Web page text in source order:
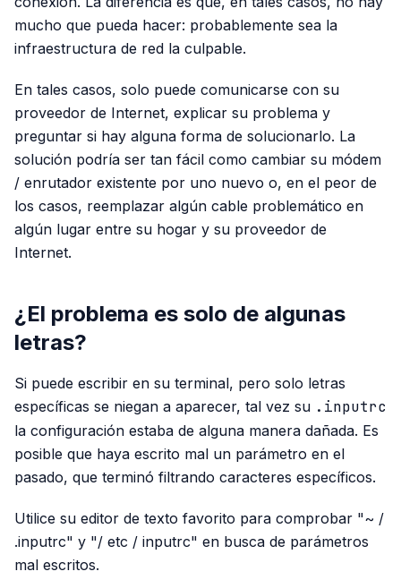
mucho que pueda hacer: probablemente sea la
infraestructura de red la culpable.
En tales casos, solo puede comunicarse con su
proveedor de Internet, explicar su problema y
preguntar si hay alguna forma de solucionarlo. La
solución podría ser tan fácil como cambiar su módem
/ enrutador existente por uno nuevo o, en el peor de
los casos, reemplazar algún cable problemático en
algún lugar entre su hogar y su proveedor de
Internet.
¿El problema es solo de algunas
letras?
Si puede escribir en su terminal, pero solo letras
específicas se niegan a aparecer, tal vez su .inputrc
la configuración estaba de alguna manera dañada. Es
posible que haya escrito mal un parámetro en el
pasado, que terminó filtrando caracteres específicos.
Utilice su editor de texto favorito para comprobar "~ /
.inputrc" y "/ etc / inputrc" en busca de parámetros
mal escritos.